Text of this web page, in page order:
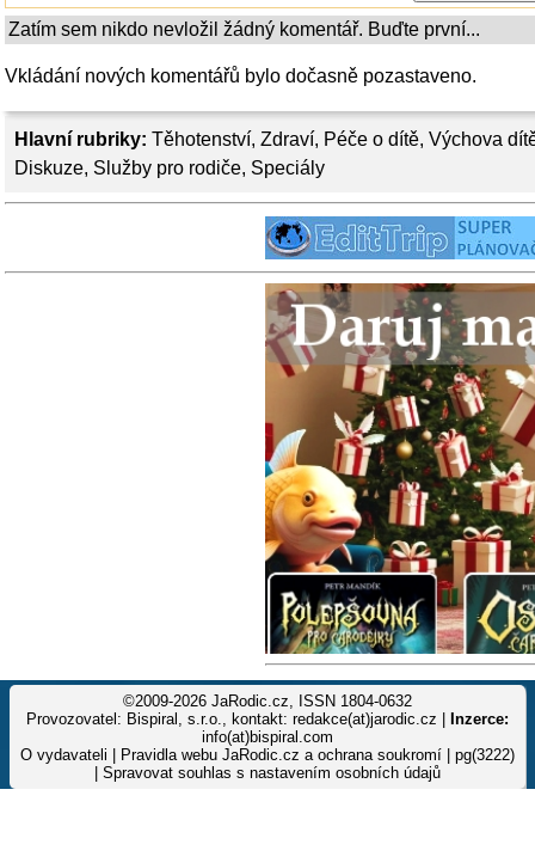
Hlavní rubriky: Těhotenství, Zdraví, Péče o dítě, Výchova
Diskuze, Služby pro rodiče, Speciály
Zatím sem nikdo nevložil žádný komentář. Buďte první...
Vkládání nových komentářů bylo dočasně pozastaveno.
©2009-2026 JaRodic.cz, ISSN 1804-0632
Provozovatel: Bispiral, s.r.o., kontakt: redakce(at)jarodic.cz |
Inzerce:
info(at)bispiral.com
O vydavateli
Pravidla webu JaRodic.cz a ochrana soukromí | pg(3222)
Spravovat souhlas s nastavením osobních údajů